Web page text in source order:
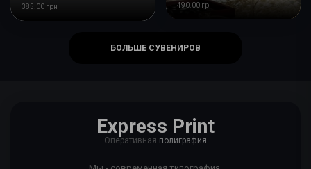
385.00 грн 490.00 грн
БОЛЬШЕ СУВЕНИРОВ
Express Print
Оперативная полиграфия